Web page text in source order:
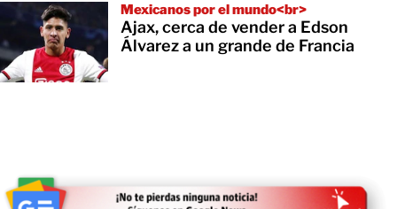
Mexicanos por el mundo<br>​
Ajax, cerca de vender a Edson
Álvarez a un grande de Francia